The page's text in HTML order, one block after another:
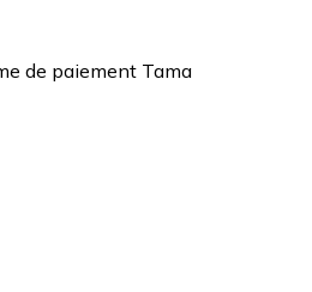
de paiement Tama